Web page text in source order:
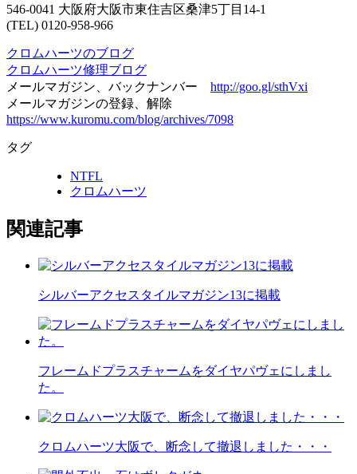
546-0041 大阪府大阪市東住吉区桑津5丁目14-1
(TEL) 0120-958-966
クロムハーツのブログ
クロムハーツ修理ブログ
メールマガジン、バックナンバー http://goo.gl/sthVxi
メールマガジンの登録、解除
https://www.kuromu.com/blog/archives/7098
タグ
NTFL
クロムハーツ
関連記事
シルバーアクセスタイルマガジン13に掲載
フレームドプラスチャームをダイヤパヴェにしまし
た。
クロムハーツ大阪で、断念して撤退しました・・・